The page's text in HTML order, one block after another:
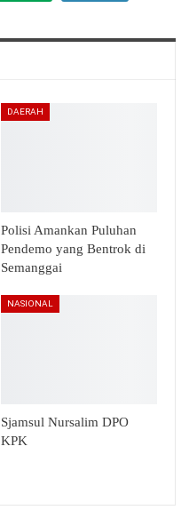
DAERAH
Polisi Amankan Puluhan
Pendemo yang Bentrok di
Semanggai
NASIONAL
Sjamsul Nursalim DPO
KPK